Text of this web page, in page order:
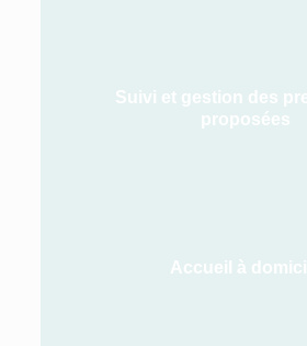
Suivi et gestion des
proposées
Accueil à